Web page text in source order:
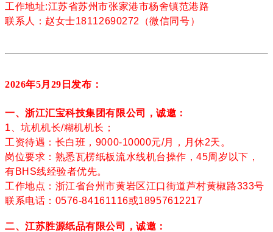
工作地址:江苏省苏州市张家港市杨舍镇范港路
联系人：赵女士18112690272（微信同号）
2026年5月29 日发布：
一、浙江汇宝科技集团有限公司，诚邀：
1、坑机机长/糊机机长；
工资待遇：长白班，9000-10000元/月，月休2天。
岗位要求：熟悉瓦楞纸板流水线机台操作，45周岁以下，
有BHS线经验者优先。
工作地点：浙江省台州市黄岩区江口街道芦村黄椒路333号
联系电话：0576-84161116或18957612217
二、江苏胜源纸品有限公司，诚邀：